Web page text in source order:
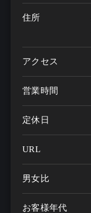
住所
アクセス
営業時間
定休日
URL
男女比
お客様年代